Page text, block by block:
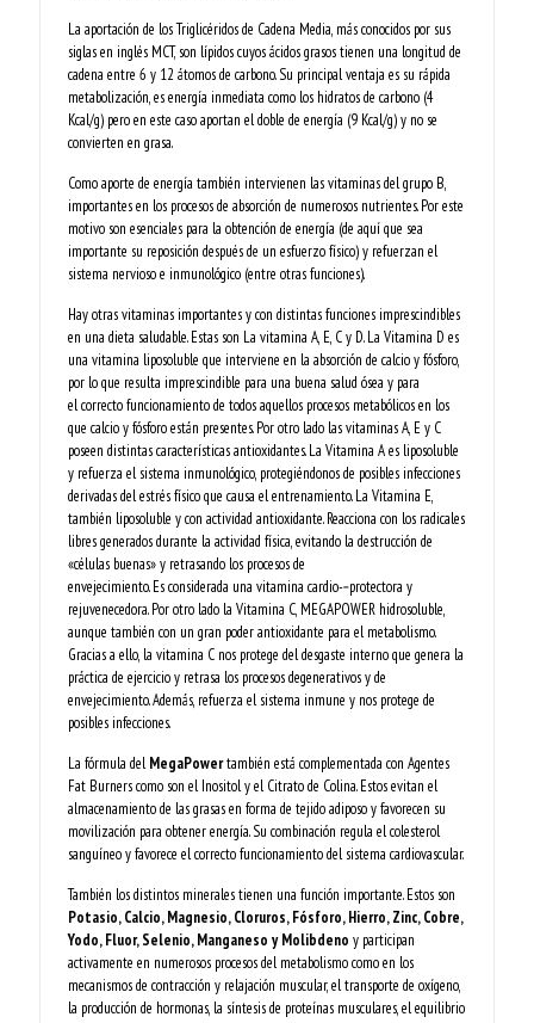
La aportación de los Triglicéridos de Cadena Media, más conocidos por sus
siglas en inglés MCT, son lípidos cuyos ácidos grasos tienen una longitud de
cadena entre 6 y 12 átomos de carbono. Su principal ventaja es su rápida
metabolización, es energía inmediata como los hidratos de carbono (4
Kcal/g) pero en este caso aportan el doble de energía (9 Kcal/g) y no se
convierten en grasa.
Como aporte de energía también intervienen las vitaminas del grupo B,
importantes en los procesos de absorción de numerosos nutrientes. Por este
motivo son esenciales para la obtención de energía (de aquí que sea
importante su reposición después de un esfuerzo físico) y refuerzan el
sistema nervioso e inmunológico (entre otras funciones).
Hay otras vitaminas importantes y con distintas funciones imprescindibles
en una dieta saludable. Estas son La vitamina A, E, C y D. La Vitamina D es
una vitamina liposoluble que interviene en la absorción de calcio y fósforo,
por lo que resulta imprescindible para una buena salud ósea y para
el correcto funcionamiento de todos aquellos procesos metabólicos en los
que calcio y fósforo están presentes. Por otro lado las vitaminas A, E y C
poseen distintas características antioxidantes. La Vitamina A es liposoluble
y refuerza el sistema inmunológico, protegiéndonos de posibles infecciones
derivadas del estrés físico que causa el entrenamiento. La Vitamina E,
también liposoluble y con actividad antioxidante. Reacciona con los radicales
libres generados durante la actividad física, evitando la destrucción de
«células buenas» y retrasando los procesos de
envejecimiento. Es considerada una vitamina cardio-­‐protectora y
rejuvenecedora. Por otro lado la Vitamina C, MEGAPOWER hidrosoluble,
aunque también con un gran poder antioxidante para el metabolismo.
Gracias a ello, la vitamina C nos protege del desgaste interno que genera la
práctica de ejercicio y retrasa los procesos degenerativos y de
envejecimiento. Además, refuerza el sistema inmune y nos protege de
posibles infecciones.
La fórmula delMegaPowertambién está complementada con Agentes
Fat Burners como son el Inositol y el Citrato de Colina. Estos evitan el
almacenamiento de las grasas en forma de tejido adiposo y favorecen su
movilización para obtener energía. Su combinación regula el colesterol
sanguíneo y favorece el correcto funcionamiento del sistema cardiovascular.
También los distintos minerales tienen una función importante. Estos son
Potasio, Calcio, Magnesio, Cloruros, Fósforo, Hierro, Zinc, Cobre,
Yodo, Fluor, Selenio, Manganeso y Molibdeno y participan
activamente en numerosos procesos del metabolismo como en los
mecanismos de contracción y relajación muscular, el transporte de oxígeno,
la producción de hormonas, la síntesis de proteínas musculares, el equilibrio